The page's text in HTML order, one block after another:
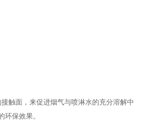
触面，来促进烟气与喷淋水的充分溶解中
保效果。